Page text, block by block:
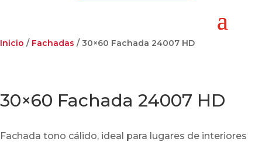
Inicio / Fachadas / 30×60 Fachada 24007 HD
30×60 Fachada 24007 HD
Fachada tono cálido, ideal para lugares de interiores